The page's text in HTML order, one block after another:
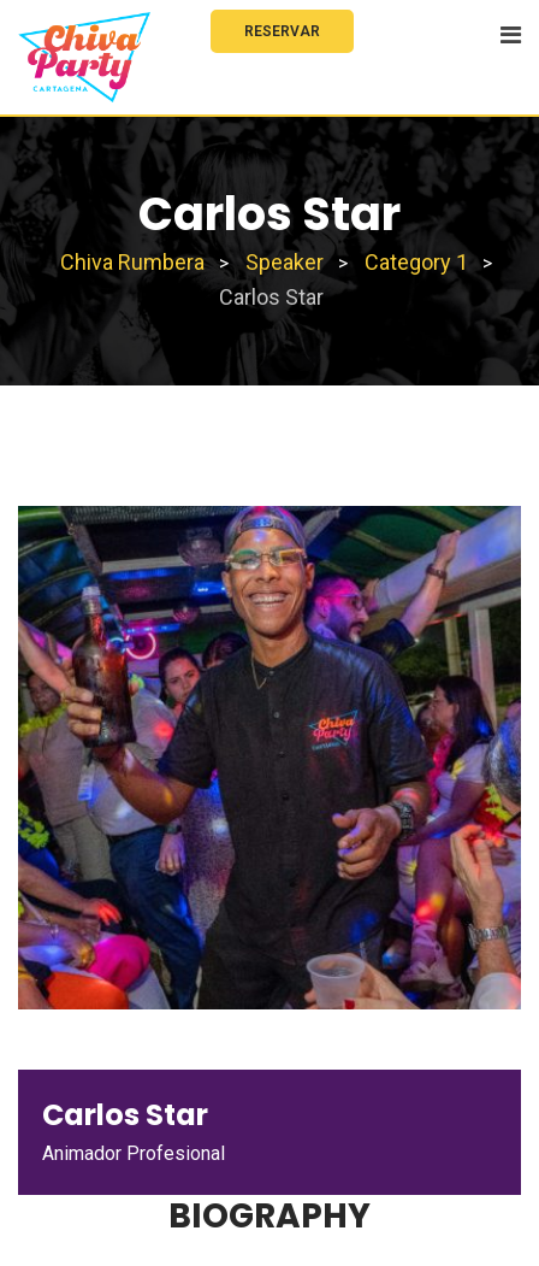
RESERVAR
Carlos Star
Chiva Rumbera > Speaker > Category 1 >
Carlos Star
Carlos Star
Animador Profesional
BIOGRAPHY